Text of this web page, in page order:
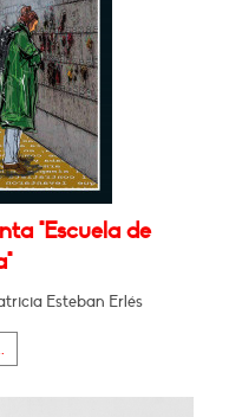
"Escuela de
Esteban Erlés